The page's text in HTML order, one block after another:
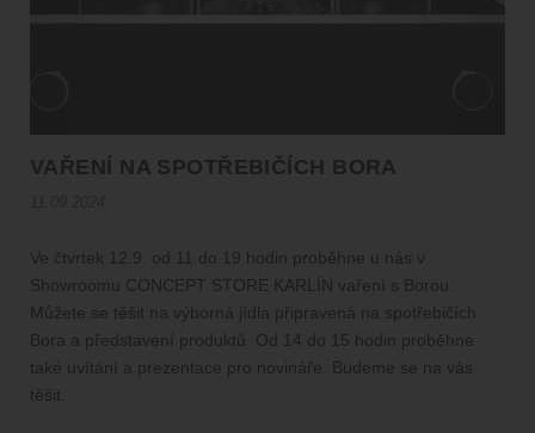
VAŘENÍ NA SPOTŘEBIČÍCH BORA
Ve čtvrtek 12.9. od 11 do 19 hodin proběhne u nás v
Showroomu CONCEPT STORE KARLÍN vaření s Borou.
Můžete se těšit na výborná jídla připravená na spotřebičích
Bora a představení produktů. Od 14 do 15 hodin proběhne
také uvítání a prezentace pro novináře. Budeme se na vás
těšit.